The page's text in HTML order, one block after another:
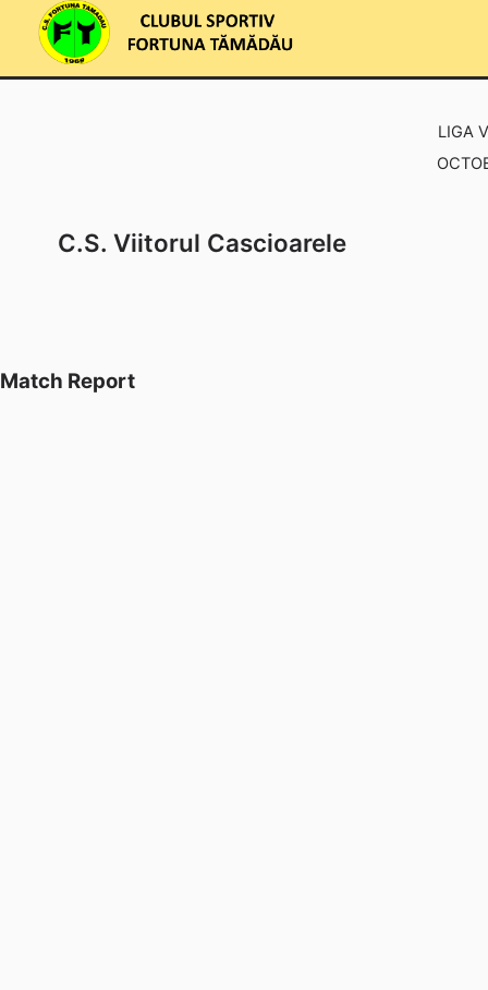
content
LIGA
C.S. Viitorul Cascioarele
Match Report